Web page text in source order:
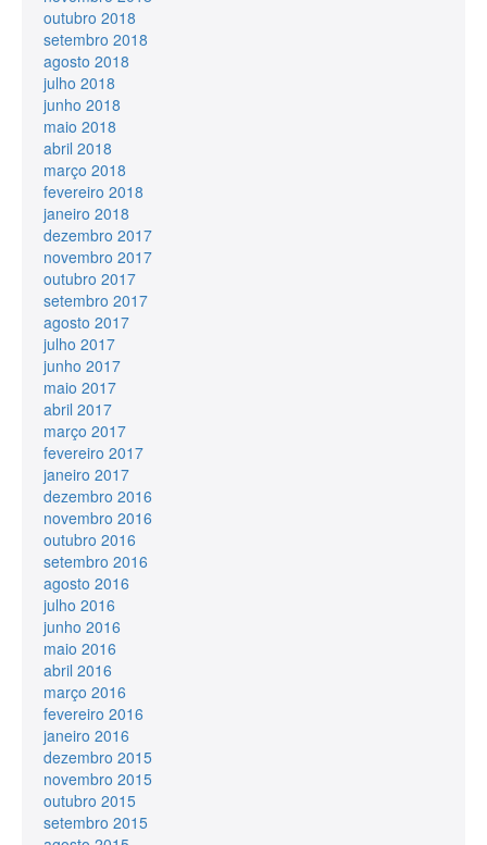
outubro 2018
setembro 2018
agosto 2018
julho 2018
junho 2018
maio 2018
abril 2018
março 2018
fevereiro 2018
janeiro 2018
dezembro 2017
novembro 2017
outubro 2017
setembro 2017
agosto 2017
julho 2017
junho 2017
maio 2017
abril 2017
março 2017
fevereiro 2017
janeiro 2017
dezembro 2016
novembro 2016
outubro 2016
setembro 2016
agosto 2016
julho 2016
junho 2016
maio 2016
abril 2016
março 2016
fevereiro 2016
janeiro 2016
dezembro 2015
novembro 2015
outubro 2015
setembro 2015